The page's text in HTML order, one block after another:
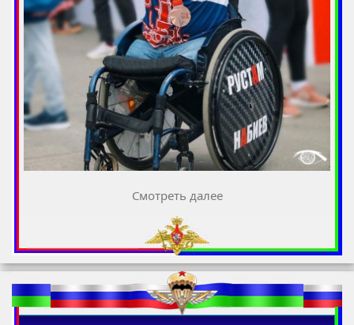
Смотреть далее